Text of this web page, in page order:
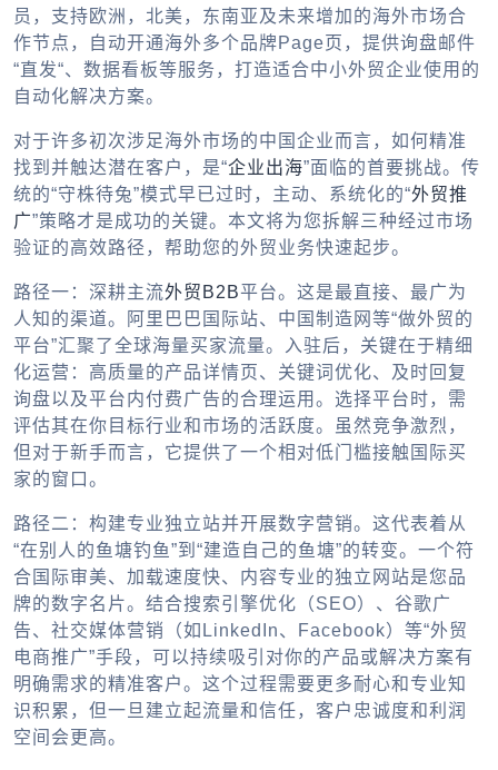
员，支持欧洲，北美，东南亚及未来增加的海外市场合
作节点，自动开通海外多个品牌Page页，提供询盘邮件
“直发“、数据看板等服务，打造适合中小外贸企业使用的
自动化解决方案。
对于许多初次涉足海外市场的中国企业而言，如何精准
找到并触达潜在客户，是“企业出海”面临的首要挑战。传
统的“守株待兔”模式早已过时，主动、系统化的“外贸推
广”策略才是成功的关键。本文将为您拆解三种经过市场
验证的高效路径，帮助您的外贸业务快速起步。
路径一：深耕主流外贸B2B平台。这是最直接、最广为
人知的渠道。阿里巴巴国际站、中国制造网等“做外贸的
平台”汇聚了全球海量买家流量。入驻后，关键在于精细
化运营：高质量的产品详情页、关键词优化、及时回复
询盘以及平台内付费广告的合理运用。选择平台时，需
评估其在你目标行业和市场的活跃度。虽然竞争激烈，
但对于新手而言，它提供了一个相对低门槛接触国际买
家的窗口。
路径二：构建专业独立站并开展数字营销。这代表着从
“在别人的鱼塘钓鱼”到“建造自己的鱼塘”的转变。一个符
合国际审美、加载速度快、内容专业的独立网站是您品
牌的数字名片。结合搜索引擎优化（SEO）、谷歌广
告、社交媒体营销（如LinkedIn、Facebook）等“外贸
电商推广”手段，可以持续吸引对你的产品或解决方案有
明确需求的精准客户。这个过程需要更多耐心和专业知
识积累，但一旦建立起流量和信任，客户忠诚度和利润
空间会更高。